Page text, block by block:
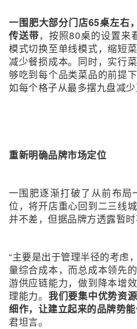
一围肥大部分门店65桌左右
传送带，按照80桌的设置来
模式切换至单线模式，缩短
减少餐损成本。同时，实行
够吃到每个品类菜品的前提
如每个格子从最多摆九盘减少
重新明确品牌市场定位
一围肥逐渐打破了从前布局
位，将开店重心回到二三线
并不差，但据品牌方透露暂
“主要是出于管理半径的考虑
量综合成本，而总成本领先
游供应链能力，做到降本增
理能力。 我们要集中优势资
细作，让建立起来的品牌势能
君坦言。